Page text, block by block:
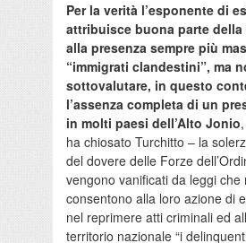
Per la verità l’esponente di
attribuisce buona parte
alla presenza sempre più
“immigrati clandestini”, ma
sottovalutare, in questo
l’assenza completa di un
in molti paesi dell’Alto Jonio
ha chiosato Turchitto – la
del dovere delle Forze
vengono vanificati da leggi che
consentono alla loro azione di
nel reprimere atti criminali ed
territorio nazionale “i